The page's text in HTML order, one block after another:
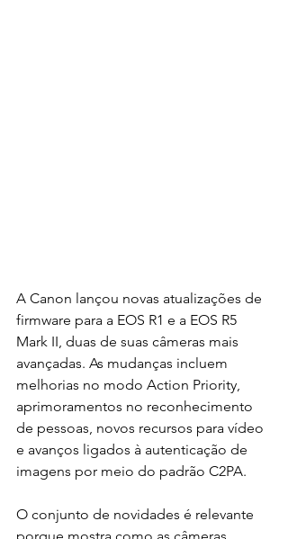
A Canon lançou novas atualizações de
firmware para a EOS R1 e a EOS R5
Mark II, duas de suas câmeras mais
avançadas. As mudanças incluem
melhorias no modo Action Priority,
aprimoramentos no reconhecimento
de pessoas, novos recursos para vídeo
e avanços ligados à autenticação de
imagens por meio do padrão C2PA.
O conjunto de novidades é relevante
porque mostra como as câmeras